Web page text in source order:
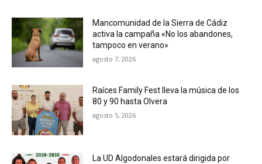
Mancomunidad de la Sierra de Cádiz
activa la campaña «No los abandones,
tampoco en verano»
agosto 7, 2026
Raíces Family Fest lleva la música de los
80 y 90 hasta Olvera
agosto 5, 2026
La UD Algodonales estará dirigida por